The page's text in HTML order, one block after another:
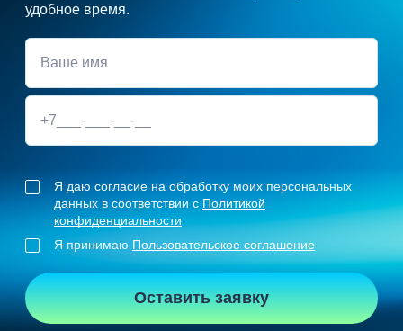
удобное время.
Я даю согласие на обработку моих персональных
данных в соответствии с Политикой
конфиденциальности
Я принимаю Пользовательское соглашение
Оставить заявку